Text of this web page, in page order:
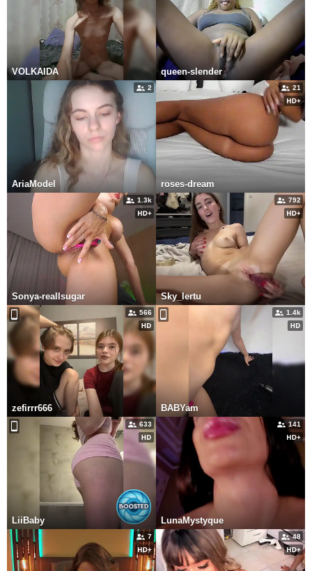
VOLKAIDA queen-slender
2
AriaModel
21
roses-dream
1.3k
Sonya-reallsugar
792
Sky_lertu
566
zefirrr666
1.4k
BABYam
633
LiiBaby
141
LunaMystyque
7 48